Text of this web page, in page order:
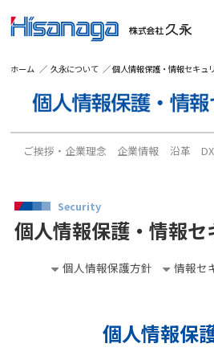
ホーム 久永について 個人情報保護・情報セキュ
ご挨拶・企業理念 企業情報 沿革
個人情報保護・情報セ
Security
個人情報保護方針 情報セ
個人情報保
久永について
沿革
DX
事業内容
ビジネス空間ソリューション